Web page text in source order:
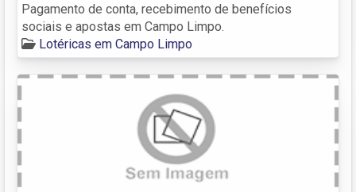
Pagamento de conta, recebimento de benefícios
sociais e apostas em Campo Limpo.
Lotéricas em Campo Limpo